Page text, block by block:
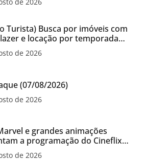
Turista) Busca por imóveis com
e locação por temporada
Brasil
de 2026
(07/08/2026)
de 2026
e grandes animações
a programação do Cineflix
Shopping
de 2026